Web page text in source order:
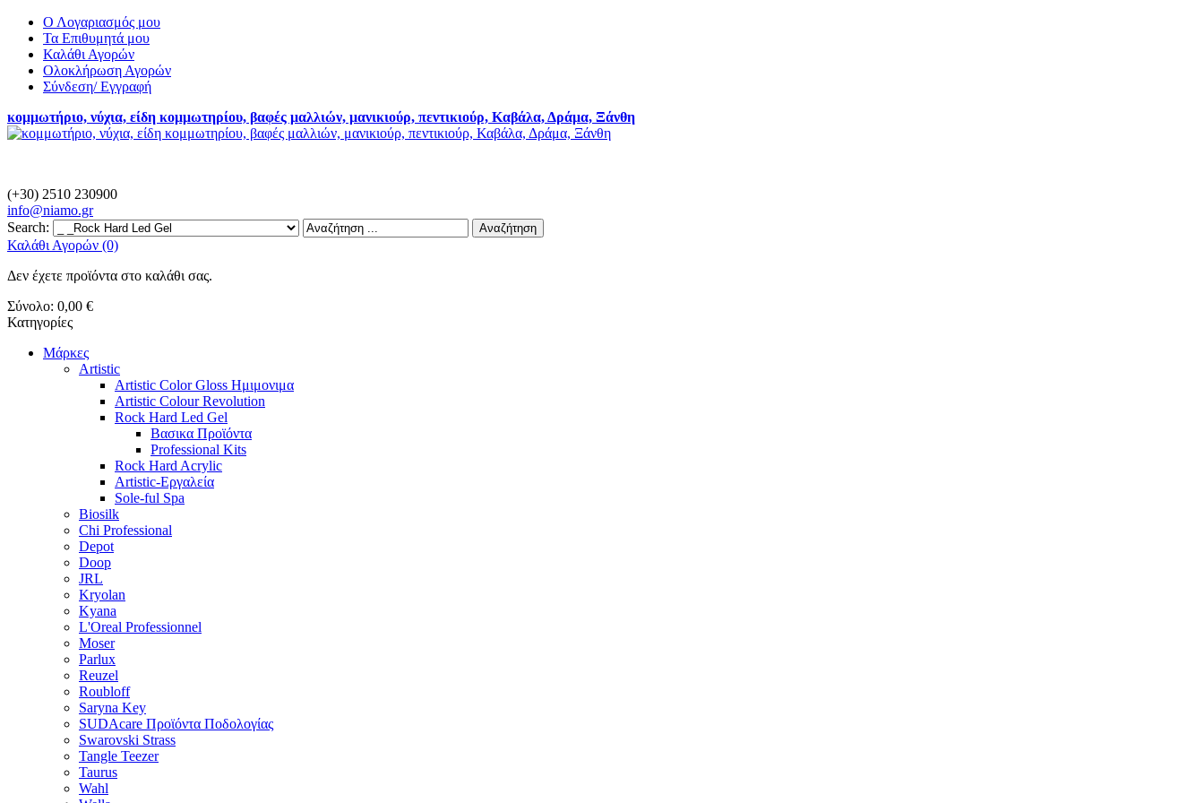
Ο Λογαριασμός μου
Τα Επιθυμητά μου
Καλάθι Αγορών
Ολοκλήρωση Αγορών
Σύνδεση/ Εγγραφή
κομμωτήριο, νύχια, είδη κομμωτηρίου, βαφές μαλλιών, μανικιούρ, πεντικιούρ, Καβάλα, Δράμα, Ξάνθη
(+30) 2510 230900
info@niamo.gr
Search:
Αναζήτηση
Καλάθι Αγορών (0)
Δεν έχετε προϊόντα στο καλάθι σας.
Σύνολο: 0,00 €
Κατηγορίες
Μάρκες
Artistic
Artistic Color Gloss Ημιμονιμα
Artistic Colour Revolution
Rock Hard Led Gel
Βασικα Προϊόντα
Professional Kits
Rock Hard Acrylic
Artistic-Εργαλεία
Sole-ful Spa
Biosilk
Chi Professional
Depot
Doop
JRL
Kryolan
Kyana
L'Oreal Professionnel
Moser
Parlux
Reuzel
Roubloff
Saryna Key
SUDAcare Προϊόντα Ποδολογίας
Swarovski Strass
Tangle Teezer
Taurus
Wahl